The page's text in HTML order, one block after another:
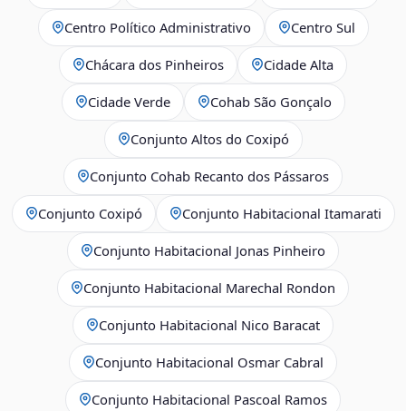
Centro Político Administrativo Centro Sul
Chácara dos Pinheiros Cidade Alta
Cidade Verde Cohab São Gonçalo
Conjunto Altos do Coxipó
Conjunto Cohab Recanto dos Pássaros
Conjunto Coxipó Conjunto Habitacional Itamarati
Conjunto Habitacional Jonas Pinheiro
Conjunto Habitacional Marechal Rondon
Conjunto Habitacional Nico Baracat
Conjunto Habitacional Osmar Cabral
Conjunto Habitacional Pascoal Ramos